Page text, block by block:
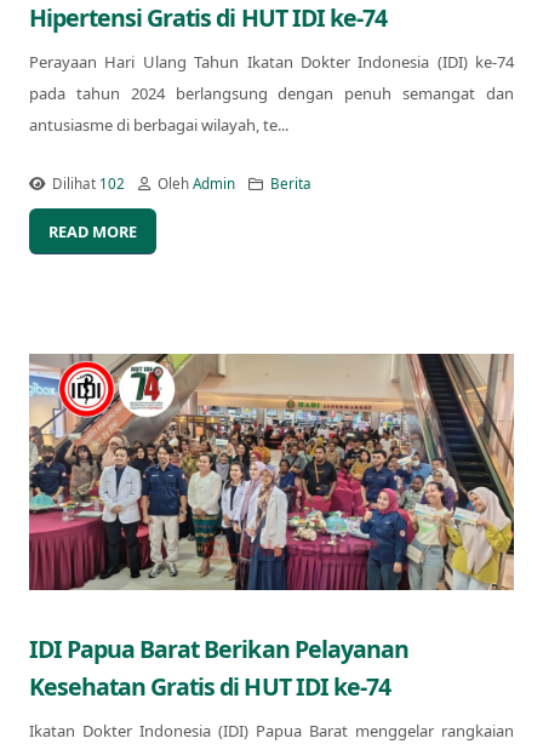
Hipertensi Gratis di HUT IDI ke-74
Perayaan Hari Ulang Tahun Ikatan Dokter Indonesia (IDI) ke-74
pada tahun 2024 berlangsung dengan penuh semangat dan
antusiasme di berbagai wilayah, te...
Dilihat 102 OlehAdmin Berita
READ MORE
IDI Papua Barat Berikan Pelayanan
Kesehatan Gratis di HUT IDI ke-74
Ikatan Dokter Indonesia (IDI) Papua Barat menggelar rangkaian